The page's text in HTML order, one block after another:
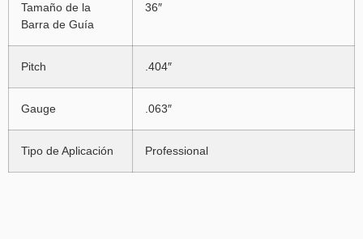
Tamaño de la
Barra de Guía
36″
Pitch .404″
Gauge .063″
Tipo de Aplicación Professional